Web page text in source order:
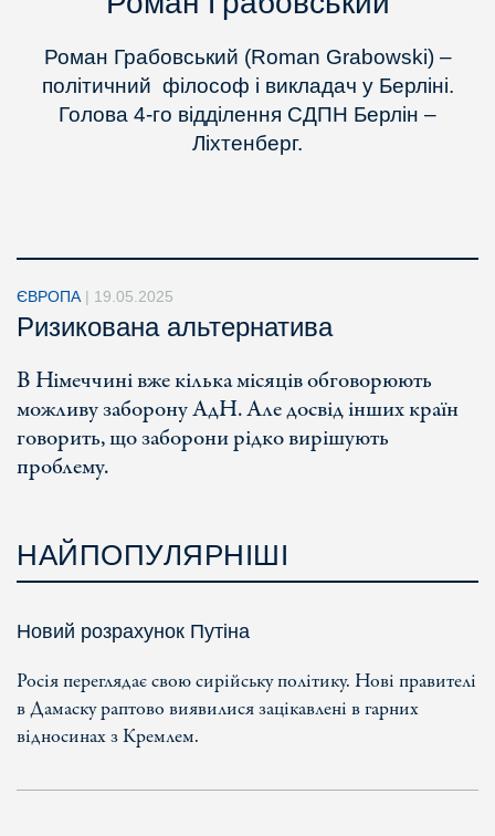
Роман Грабовський (Roman Grabowski) –
політичний філософ і викладач у Берліні.
Голова 4-го відділення СДПН Берлін –
Ліхтенберг.
ЄВРОПА | 19.05.2025
Ризикована альтернатива
В Німеччині вже кілька місяців обговорюють
можливу заборону АдН. Але досвід інших країн
говорить, що заборони рідко вирішують
проблему.
НАЙПОПУЛЯРНІШІ
Новий розрахунок Путіна
Росія переглядає свою сирійську політику. Нові правителі
в Дамаску раптово виявилися зацікавлені в гарних
відносинах з Кремлем.